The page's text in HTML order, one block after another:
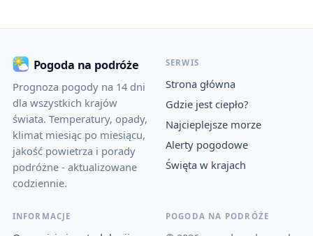
Pogoda na podróże
Prognoza pogody na 14 dni
dla wszystkich krajów
świata. Temperatury, opady,
klimat miesiąc po miesiącu,
jakość powietrza i porady
podróżne - aktualizowane
codziennie.
SERWIS
Strona główna
Gdzie jest ciepło?
Najcieplejsze morze
Alerty pogodowe
Święta w krajach
INFORMACJE POGODA NA PODRÓŻE